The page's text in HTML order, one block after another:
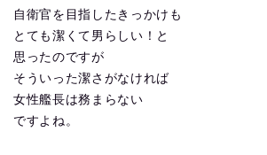
自衛官を目指したきっかけも
とても潔くて男らしい！と
思ったのですが
そういった潔さがなければ
女性艦長は務まらない
ですよね。